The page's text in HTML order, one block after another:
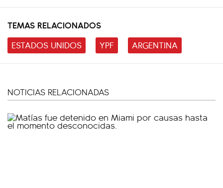
TEMAS RELACIONADOS
ESTADOS UNIDOS
YPF ARGENTINA
NOTICIAS RELACIONADAS